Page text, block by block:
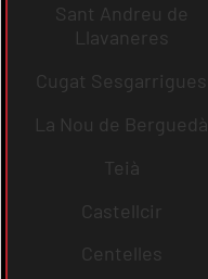
Sant Andreu de
Llavaneres
Cugat Sesgarrigues
La Nou de Berguedà
Teià
Castellcir
Centelles